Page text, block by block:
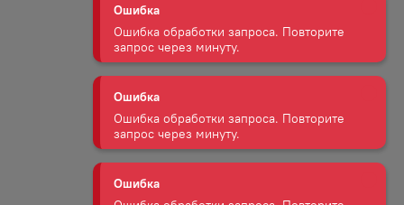
Ошибка
Ошибка обработки запроса. Повторите
запрос через минуту.
Ошибка
Ошибка обработки запроса. Повторите
запрос через минуту.
Ошибка